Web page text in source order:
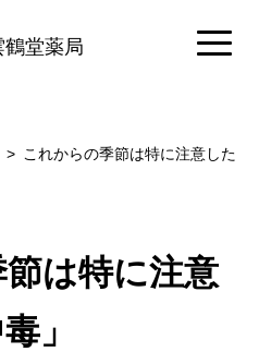
鶴堂薬局
これからの季節は特に注意した
は特に注意
」